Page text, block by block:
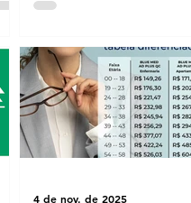
4 de nov. de 2025